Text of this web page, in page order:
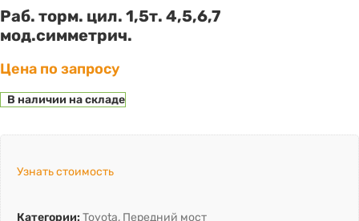
Раб. торм. цил. 1,5т. 4,5,6,7
мод.симметрич.
Цена по запросу
В наличии на складе
Узнать стоимость
Категории: Toyota, Передний мост